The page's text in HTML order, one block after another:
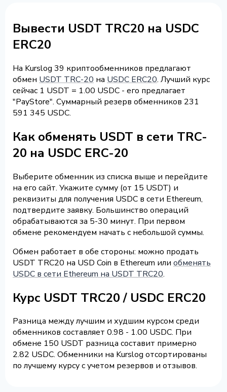
Вывести USDT TRC20 на USDC
ERC20
На Kurslog 39 криптообменников предлагают
обмен USDT TRC-20 на USDC ERC20. Лучший курс
сейчас 1 USDT = 1.00 USDC - его предлагает
"PayStore". Суммарный резерв обменников 231
591 345 USDC.
Как обменять USDT в сети TRC-
20 на USDC ERC-20
Выберите обменник из списка выше и перейдите
на его сайт. Укажите сумму (от 15 USDT) и
реквизиты для получения USDC в сети Ethereum,
подтвердите заявку. Большинство операций
обрабатываются за 5-30 минут. При первом
обмене рекомендуем начать с небольшой суммы.
Обмен работает в обе стороны: можно продать
USDT TRC20 на USD Coin в Ethereum или обменять
USDC в сети Ethereum на USDT TRC20.
Курс USDT TRC20 / USDC ERC20
Разница между лучшим и худшим курсом среди
обменников составляет 0.98 - 1.00 USDC. При
обмене 150 USDT разница составит примерно
2.82 USDC. Обменники на Kurslog отсортированы
по лучшему курсу с учетом резервов и отзывов.